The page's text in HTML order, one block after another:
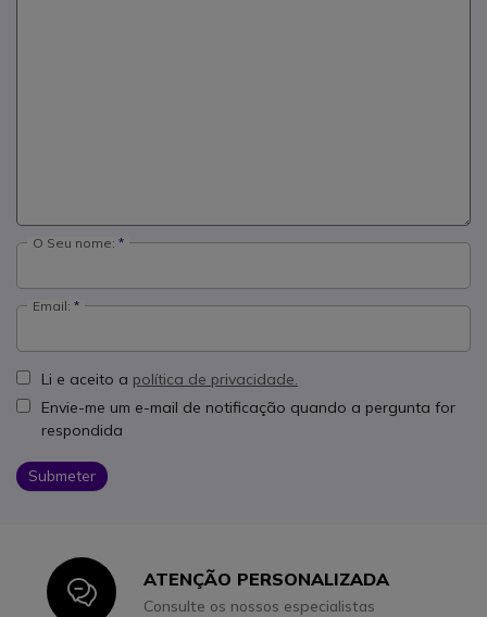
O Seu nome:
Email:
Li e aceito a política de privacidade.
Envie-me um e-mail de notificação quando a pergunta for
respondida
Submeter
IconATENÇÃO PERSONALIZADA
Consulte os nossos especialistas